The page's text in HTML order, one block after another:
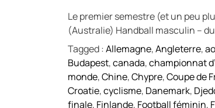
Le premier semestre (et un peu
(Australie) Handball masculin –
Tagged :Allemagne,Angleterre,
Budapest,canada,championnat
monde,Chine,Chypre,Coupe de
Croatie,cyclisme, Danemark,
finale, Finlande, Football féminin,